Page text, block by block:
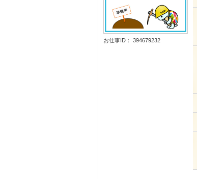
お仕事ID： 394679232